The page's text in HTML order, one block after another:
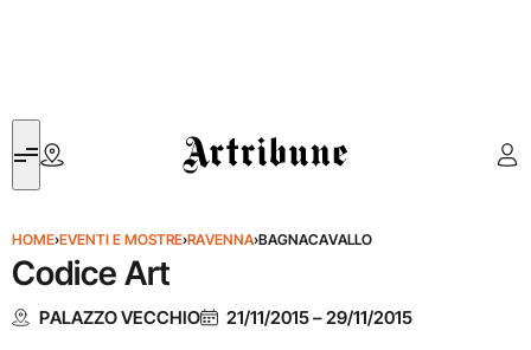
Artribune
HOME›EVENTI E MOSTRE›RAVENNA›BAGNACAVALLO
Codice Art
PALAZZO VECCHIO 21/11/2015–29/11/2015